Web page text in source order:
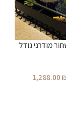
מודרני גודל
1,288.00